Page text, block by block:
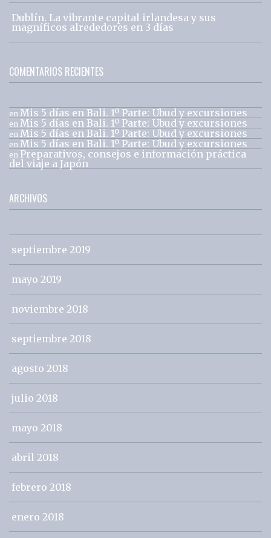
Dublín. La vibrante capital irlandesa y sus
magníficos alrededores en 3 días
COMENTARIOS RECIENTES
en Mis 5 días en Bali. 1º Parte: Ubud y excursiones
en Mis 5 días en Bali. 1º Parte: Ubud y excursiones
en Mis 5 días en Bali. 1º Parte: Ubud y excursiones
en Mis 5 días en Bali. 1º Parte: Ubud y excursiones
en Preparativos, consejos e información práctica
del viaje a Japón
ARCHIVOS
septiembre 2019
mayo 2019
noviembre 2018
septiembre 2018
agosto 2018
julio 2018
mayo 2018
abril 2018
febrero 2018
enero 2018